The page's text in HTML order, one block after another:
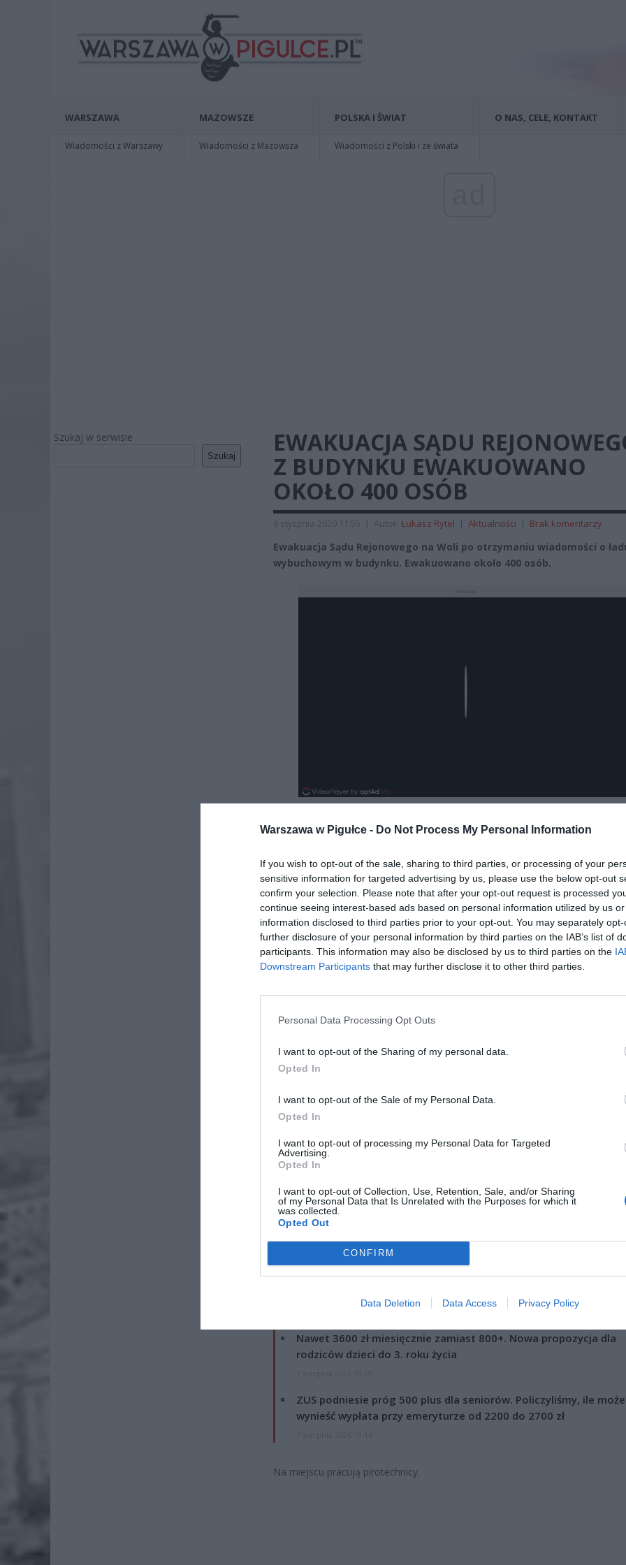
Warszawa w Pigułce - Do Not Process My Personal Information
If you wish to opt-out of the sale, sharing to third parties, or processing of your
sensitive information for targeted advertising by us, please use the below opt-out
confirm your selection. Please note that after your opt-out request is processed
continue seeing interest-based ads based on personal information utilized by us
information disclosed to third parties prior to your opt-out. You may separately
further disclosure of your personal information by third parties on the IAB’s list of
participants. This information may also be disclosed by us to third parties on the
Downstream Participants that may further disclose it to other third parties.
Personal Data Processing Opt Outs
I want to opt-out of the Sharing of my personal data.
Opted In
I want to opt-out of the Sale of my Personal Data.
Opted In
I want to opt-out of processing my Personal Data for Targeted
Advertising.
Opted In
I want to opt-out of Collection, Use, Retention, Sale, and/or Sharing
of my Personal Data that Is Unrelated with the Purposes for which it
was collected.
Opted Out
CONFIRM
Data Deletion Data Access Privacy Policy
WARSZAWA
Wiadomości z Warszawy
MAZOWSZE
Wiadomości z Mazowsza
POLSKA I ŚWIAT
Wiadomości z Polski i ze świata
O NAS, CELE, KONTAKT
Szukaj w serwisie
Szukaj
EWAKUACJA SĄDU
Z BUDYNKU EWAKUOWANO
OKOŁO 400 OSÓB
9 stycznia 2020 11:55 | Autor: Łukasz Rytel | Aktualności | Brak komentarzy
Ewakuacja Sądu Rejonowego na Woli po otrzymaniu wiadomości o
wybuchowym w budynku. Ewakuowano około 400 osób.
ad
Dodaj nas do preferowanych źródeł w Google
Nawet 3600 zł miesięcznie zamiast 800+. Nowa propozycja dla
rodziców dzieci do 3. roku życia
ZUS podniesie próg 500 plus dla seniorów. Policzyliśmy, ile może
wynieść wypłata przy emeryturze od 2200 do 2700 zł
Na miejscu pracują pirotechnicy.